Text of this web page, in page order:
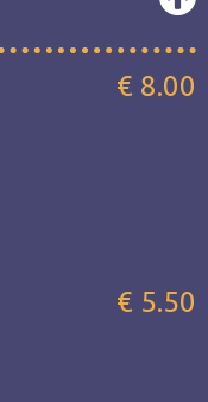
€ 8.00
€ 5.50